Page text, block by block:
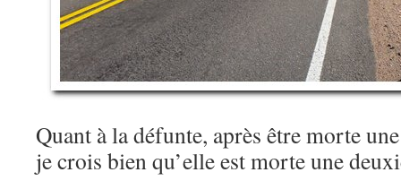
Quant à la défunte, après être morte
je crois bien qu’elle est morte une